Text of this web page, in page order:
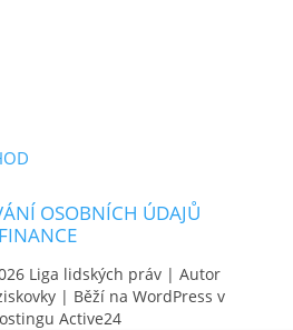
OSOBNÍCH ÚDAJŮ
Liga lidských práv| Autor
| Běží na WordPress v
Active24